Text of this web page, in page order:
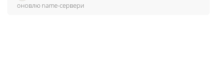
оновлю name-сервери